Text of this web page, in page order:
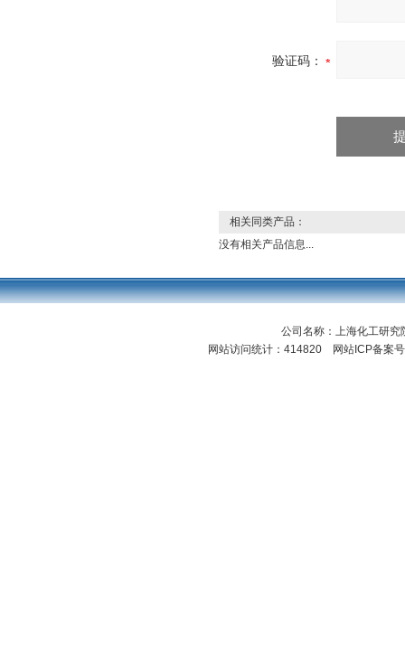
验证码：
相关同类产品：
没有相关产品信息...
公司名称：上海化工研
网站访问统计：414820 网站ICP备案